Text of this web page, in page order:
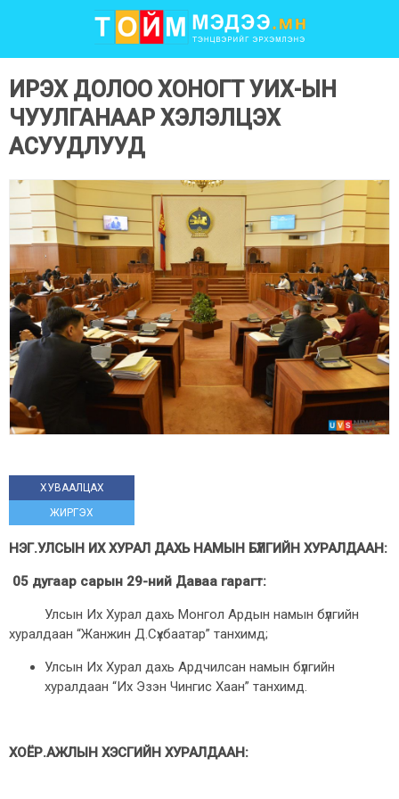
ИРЭХ ДОЛОО ХОНОГТ УИХ-ЫН
ЧУУЛГАНААР ХЭЛЭЛЦЭХ
АСУУДЛУУД
ХУВААЛЦАХ
ЖИРГЭХ
НЭГ.УЛСЫН ИХ ХУРАЛ ДАХЬ НАМЫН БҮЛГИЙН ХУРАЛДААН:
05 дугаар сарын 29-ний Даваа гарагт:
Улсын Их Хурал дахь Монгол Ардын намын бүлгийн
хуралдаан “Жанжин Д.Сүхбаатар” танхимд;
Улсын Их Хурал дахь Ардчилсан намын бүлгийн
хуралдаан “Их Эзэн Чингис Хаан” танхимд.
ХОЁР.АЖЛЫН ХЭСГИЙН ХУРАЛДААН: